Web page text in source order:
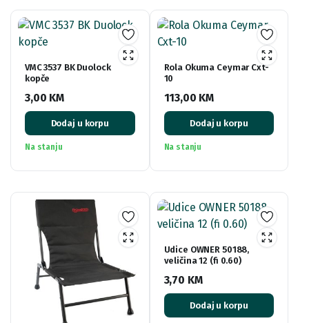
VMC 3537 BK Duolock
kopče
3,00 KM
Dodaj u korpu
Na stanju
Rola Okuma Ceymar Cxt-
10
113,00 KM
Dodaj u korpu
Na stanju
Udice OWNER 50188,
veličina 12 (fi 0.60)
3,70 KM
Dodaj u korpu